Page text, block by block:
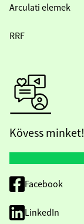
Arculati elemek
RRF
Kövess minket!
Facebook
LinkedIn